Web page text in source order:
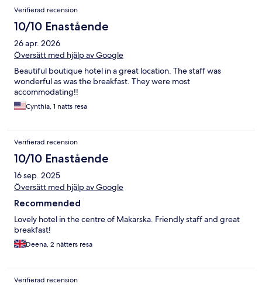
Verifierad recension
10/10 Enastående
26 apr. 2026
Översätt med hjälp av Google
Beautiful boutique hotel in a great location. The staff was
wonderful as was the breakfast. They were most
accommodating!!
Cynthia, 1 natts resa
Verifierad recension
10/10 Enastående
16 sep. 2025
Översätt med hjälp av Google
Recommended
Lovely hotel in the centre of Makarska. Friendly staff and great
breakfast!
Deena, 2 nätters resa
Verifierad recension